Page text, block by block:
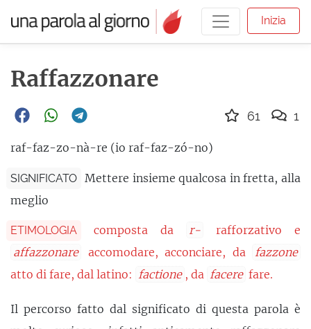
Inizia
Raffazzonare
raf-faz-zo-nà-re (io raf-faz-zó-no)
SIGNIFICATO
Mettere insieme qualcosa in fretta, alla
meglio
ETIMOLOGIA composta da r-
rafforzativo e
affazzonare
accomodare, acconciare, da
fazzone
atto di fare, dal latino: factione , da facere fare.
Il percorso fatto dal significato di questa parola è
61 1